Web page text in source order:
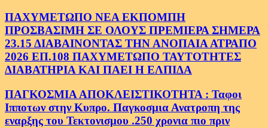
ΠΑΧΥΜΕΤΩΠΟ ΝΕΑ ΕΚΠΟΜΠΗ
ΠΡΟΣΒΑΣΙΜΗ ΣΕ ΟΛΟΥΣ ΠΡΕΜΙΕΡΑ ΣΗΜΕΡΑ
23.15 ΔΙΑΒΑΙΝΟΝΤΑΣ ΤΗΝ ΑΝΟΠΑΙΑ ΑΤΡΑΠΟ
2026 ΕΠ.108 ΠΑΧΥΜΕΤΩΠΟ ΤΑΥΤΟΤΗΤΕΣ
ΔΙΑΒΑΤΗΡΙΑ ΚΑΙ ΠΑΕΙ Η ΕΛΠΙΔΑ
ΠΑΓΚΟΣΜΙΑ ΑΠΟΚΛΕΙΣΤΙΚΟΤΗΤΑ : Ταφοι
Ιπποτων στην Κυπρο. Παγκοσμια Ανατροπη της
εναρξης του Τεκτονισμου .250 χρονια πιο πριν